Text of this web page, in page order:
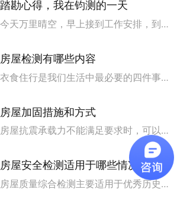
踏勘心得，我在钧测的一天
今天万里晴空，早上接到工作安排，到某食品加工厂参加项目踏勘，本项目主要是针对食堂地面，馅料区地面进行修补。这是我入职以来首次到现场踏勘，虽然我每天坚持在发布网络查阅各种相关材料性能资料，但毕竟没有实际接触过，内心还是有点发慌。路上领导和我耐心讲解华谨建材的相关材料知识，悉心分享我们目前所做项...
房屋检测有哪些内容
衣食住行是我们生活中最必要的四件事，其中的住就是其中之一，住的必然条件就是要有房屋，房屋是我们生活与办公的必须场所，重要性非常重大。既然房屋是我们生活中的必须场所，那么房屋的安全性则是重中之重，因为一旦房屋质量出现了安全问题，那么必然会威胁到我们的生命，造成不可挽回的损失，而房屋安全检测则是解决...
房屋加固措施和方式
房屋抗震承载力不能满足要求时，可以选择下列加固改造方法：1.面层或板墙加固：在墙体的一侧或两侧采用水泥砂浆面层、钢筋网砂浆面层或现浇混凝土板墙加固;2.修补和灌浆：对已开裂的墙体，可采用压力灌浆修补，对砌筑砂浆饱满度差或砌筑砂浆等级强度低的墙体，可满墙灌浆加固;3.拆砌或增设抗震墙：对强度过...
房屋安全检测适用于哪些情况
房屋质量综合检测主要适用于优秀历史建筑、重要公共建筑和其它需要进行全面检测的房屋。房屋质量综合检测应通过对房屋建筑、结构、装修材料、设备等进行全面检测，建立和完善房屋档案，全面评价房屋质量。房屋质量综合检测报告除应满足有关规定外,尚应包含下列内容：1检测依据，包括标准规范、图纸资料、委托单位与主...